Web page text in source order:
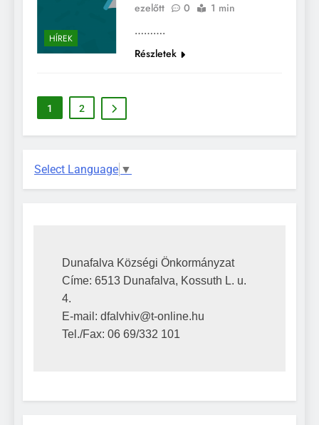
Select Language ▼
Dunafalva Községi Önkormányzat
Címe: 6513 Dunafalva, Kossuth L. u.
4.
E-mail: dfalvhiv@t-online.hu
Tel./Fax: 06 69/332 101
HÍREK
ezelőtt
0 1 min
……….
Részletek
1 2